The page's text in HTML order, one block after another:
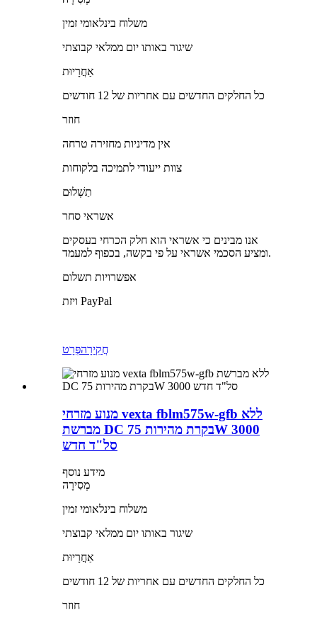
משלוח בינלאומי זמין
שיגור באותו יום ממלאי קבוצתי
אַחֲרָיוּת
כל החלקים החדשים עם אחריות של 12 חודשים
חוזר
אין מדיניות מחזירה טרחה
צוות ייעודי לתמיכה בלקוחות
תַשְׁלוּם
אשראי סחר
אנו מבינים כי אשראי הוא חלק הכרחי בעסקים
ומציע הסכמי אשראי על פי בקשה, בכפוף למעמד.
אפשרויות תשלום
ויזת PayPal
חֲקִירָהפְּרָט
מנוע מזרחי vexta fblm575w-gfb ללא
מברשת DC בקרת מהירות 75W 3000
סל"ד חדש
מידע נוסף
מְסִירָה
משלוח בינלאומי זמין
שיגור באותו יום ממלאי קבוצתי
אַחֲרָיוּת
כל החלקים החדשים עם אחריות של 12 חודשים
חוזר